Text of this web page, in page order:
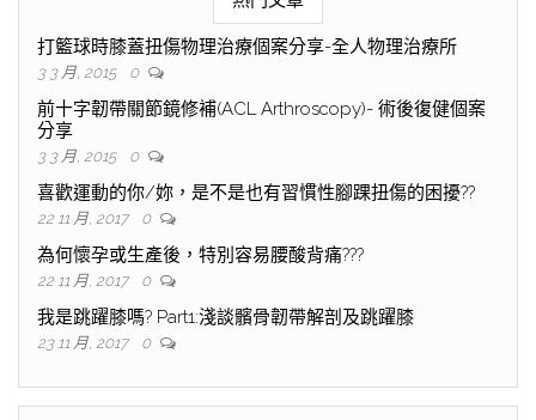
打籃球時膝蓋扭傷物理治療個案分享-全人物理治療所
3 3 月, 2015 0
前十字韌帶關節鏡修補(ACL Arthroscopy)- 術後復健個案
分享
3 3 月, 2015 0
喜歡運動的你/妳，是不是也有習慣性腳踝扭傷的困擾??
22 11 月, 2017 0
為何懷孕或生產後，特別容易腰酸背痛???
22 11 月, 2017 0
我是跳躍膝嗎? Part1:淺談髕骨韌帶解剖及跳躍膝
23 11 月, 2017 0